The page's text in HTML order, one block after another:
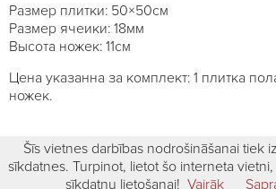
Размер плитки: 50×50см
Размер ячеики: 18мм
Высота ножек: 11см
Цена указанна за комплект: 1 плитка
ножек.
Šīs vietnes darbības nodrošināšanai tiek
sīkdatnes. Turpinot, lietot šo interneta
sīkdatņu lietošanai! Vairāk